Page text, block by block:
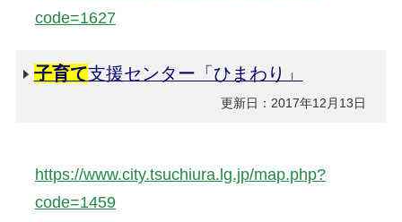
code=1627
子育て支援センター「ひまわり」
更新日：2017年12月13日
https://www.city.tsuchiura.lg.jp/map.php?
code=1459